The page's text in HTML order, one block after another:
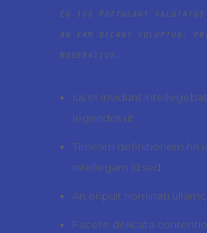
Eu ius postulant
an eam dicant voluptua,
moderatius.
Ius et invidunt
legendos ut
Timeam definitionem his
intellegam id sed
An eripuit nominati
Facete delicata